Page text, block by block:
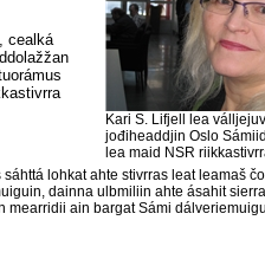
Kari S. Lifjell lea
jođiheaddjin Oslo
lea maid NSR
cealká
lohkat ahte stivrras leat leamaš
dainna ulbmiliin ahte ásahit sierra
ain bargat Sámi